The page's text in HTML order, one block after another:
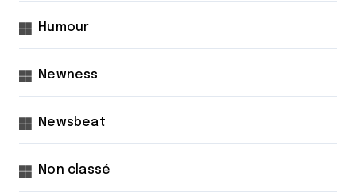
Humour
Newness
Newsbeat
Non classé